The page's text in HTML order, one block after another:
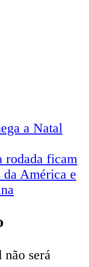
a Natal
rodada ficam
da América e
não será